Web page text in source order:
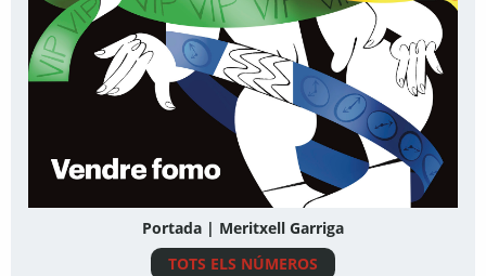
Portada | Meritxell Garriga
TOTS ELS NÚMEROS